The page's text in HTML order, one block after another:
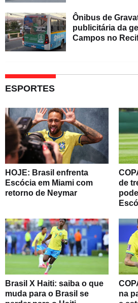
Ônibus de
publicitária da
Campos no
ESPORTES
HOJE: Brasil enfrenta
Escócia em Miami com
retorno de Neymar
de
Brasil X Haiti: saiba o que
muda para o Brasil se
na